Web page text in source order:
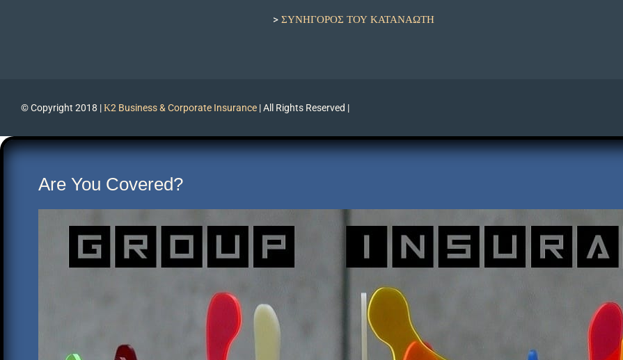
> ΣΥΝΗΓΟΡΟΣ ΤΟΥ ΚΑΤΑΝΑΩΤΗ
© Copyright 2018 |Κ2 Business & Corporate Insurance | All Rights Reserved |
Are You Covered?